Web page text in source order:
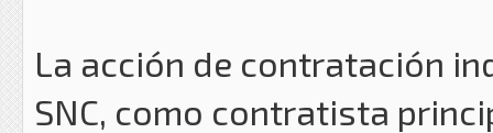
La acción de contratación
SNC, como contratista